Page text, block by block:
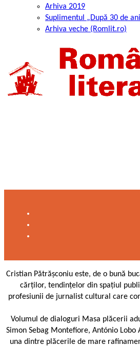
Arhiva 2019
Suplimentul „După 30 de
Arhiva veche (Romlit.ro)
Cristian Pătrășconiu este, de o bună
cărților, tendințelor din spațiul
profesiunii de jurnalist cultural care
Volumul de dialoguri Masa plăcerii
Simon Sebag Montefiore, António
una dintre plăcerile de mare